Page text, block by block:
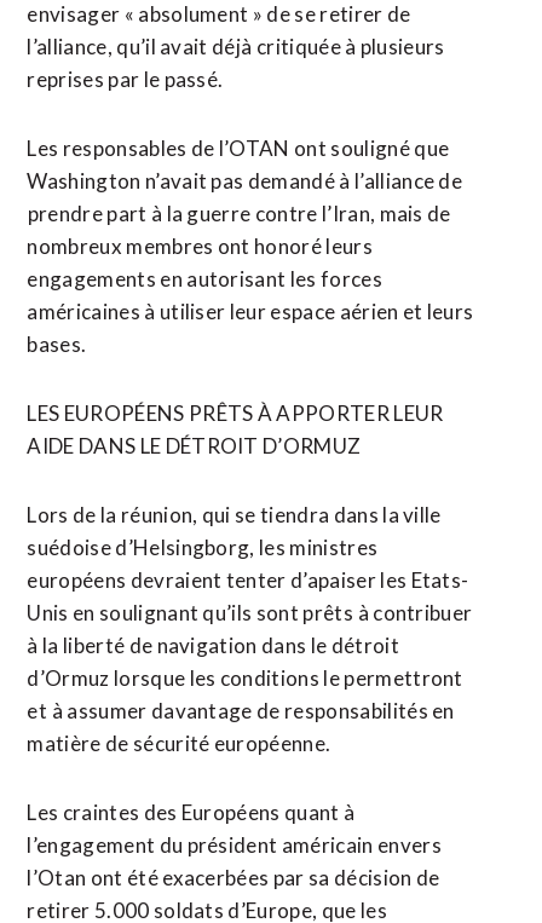
envisager « absolument » de se retirer de
l’alliance, qu’il avait déjà ⁠critiquée à plusieurs
reprises par le passé.
Les responsables de l’OTAN ont souligné que
Washington n’avait pas demandé à l’alliance de
⁠prendre part à la guerre contre l’Iran, mais de
nombreux membres ont honoré leurs
engagements en autorisant les forces
américaines à utiliser leur espace aérien et leurs
bases.
LES EUROPÉENS PRÊTS À APPORTER LEUR
AIDE DANS LE DÉTROIT D’ORMUZ
Lors de la réunion, qui se tiendra dans la ville
suédoise d’Helsingborg, les ministres
européens devraient tenter d’apaiser les Etats-
Unis en soulignant qu’ils sont prêts ⁠à ‌contribuer
à la liberté de navigation dans le détroit
d’Ormuz lorsque les conditions le permettront
et ⁠à assumer davantage de responsabilités en
matière de sécurité européenne.
Les craintes des Européens quant ​à
l’engagement du ​président américain envers
l’Otan ont été exacerbées par sa décision de
retirer 5.000 soldats d’Europe, que les